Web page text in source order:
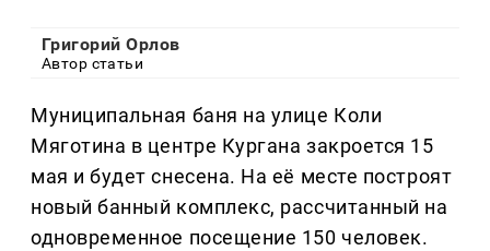
Григорий Орлов
Автор статьи
Муниципальная баня на улице Коли
Мяготина в центре Кургана закроется 15
мая и будет снесена. На её месте построят
новый банный комплекс, рассчитанный на
одновременное посещение 150 человек.